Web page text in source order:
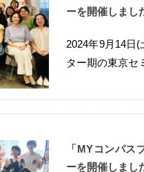
ーを開催しまし
2024年9月14日
ター期の東京セ
「MYコンパス
ーを開催しまし